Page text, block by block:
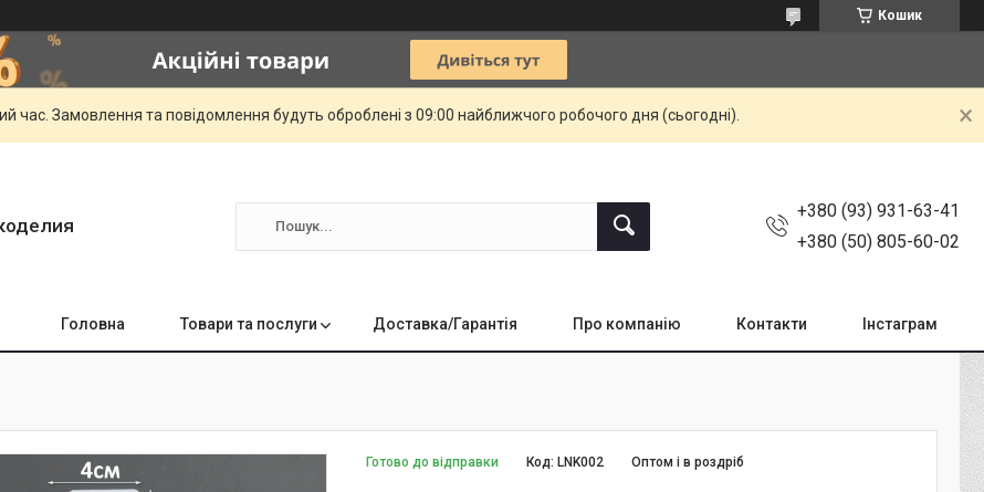
Кошик
час. Замовлення та повідомлення будуть оброблені з 09:00 найближчого робочого дня (сьогодні).
+380 (93) 931-63-41
+380 (50) 805-60-02
Головна Товари та послуги Доставка/Гарантія Про компанію Контакти Інстаграм
Готово до відправки Оптом і в роздріб
Код: LNK002